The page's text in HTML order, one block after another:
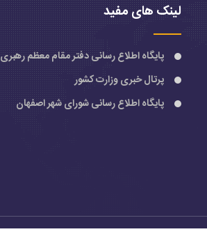
لینک های مفید
پایگاه اطلاع رسانی دفتر مقام معظم رهبری
پرتال خبری وزارت کشور
پایگاه اطلاع رسانی شورای شهر اصفهان